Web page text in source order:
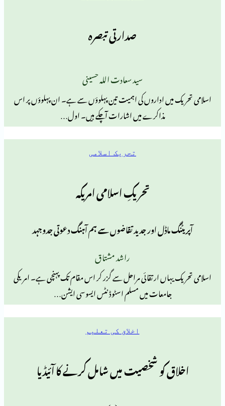
سید سعادت اللہ حسینی
اداروں کی اہمیت تین پہلوؤں سے ہے۔ ان پہلوؤں پر اس
مذاکرے میں اشارات آچکے ہیں۔ اول…
تحریکِ اسلامی امریکہ
ماڈل اور جدید تقاضوں سے ہم آہنگ دعوتی جدوجہد
ارتقائی مراحل سے گزر کر اس مقام تک پہنچی ہے۔ امریکی
جامعات میں مسلم اسٹوڈنٹس ایسوسی ایشن…
اخلاق کی تعلیم
کو شخصیت میں شامل کرنے کا آئیڈیا